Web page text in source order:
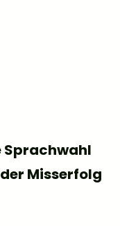
Sprachwahl
Misserfolg